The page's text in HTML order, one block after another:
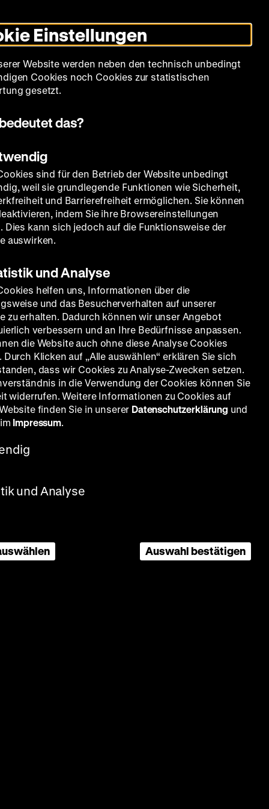
Modus
umschalten
zum
Deutschen
Historischen
in
Deutscher
zum
Deutschen
Historischen
in
Leichter
Sammlung Bildung Museum
Einstellungen
Website werden neben den technisch unbedingt
Cookies noch Cookies zur statistischen
gesetzt.
das?
sind für den Betrieb der Website unbedingt
weil sie grundlegende Funktionen wie Sicherheit,
und Barrierefreiheit ermöglichen. Sie können
indem Sie ihre Browsereinstellungen
Dies kann sich jedoch auf die Funktionsweise der
auswirken.
und Analyse
helfen uns, Informationen über die
und das Besucherverhalten auf unserer
zu erhalten. Dadurch können wir unser Angebot
verbessern und an Ihre Bedürfnisse anpassen.
die Website auch ohne diese Analyse Cookies
Durch Klicken auf „Alle auswählen“ erklären Sie sich
dass wir Cookies zu Analyse-Zwecken setzen.
in die Verwendung der Cookies können Sie
widerrufen. Weitere Informationen zu Cookies auf
finden Sie in unserer Datenschutzerklärung und
Impressum.
und Analyse
Auswahl bestätigen